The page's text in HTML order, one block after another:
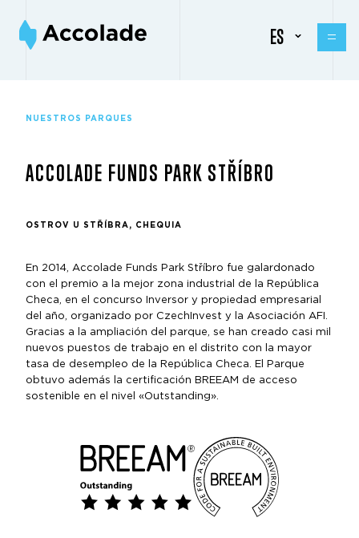
ES
NUESTROS PARQUES
ACCOLADE FUNDS PARK STŘÍBRO
OSTROV U STŘÍBRA, CHEQUIA
En 2014, Accolade Funds Park Stříbro fue galardonado
con el premio a la mejor zona industrial de la República
Checa, en el concurso Inversor y propiedad empresarial
del año, organizado por CzechInvest y la Asociación AFI.
Gracias a la ampliación del parque, se han creado casi mil
nuevos puestos de trabajo en el distrito con la mayor
tasa de desempleo de la República Checa. El Parque
obtuvo además la certificación BREEAM de acceso
sostenible en el nivel «Outstanding».